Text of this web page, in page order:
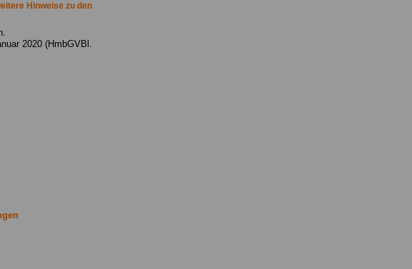
Hinweise zu den
2020 (HmbGVBl.